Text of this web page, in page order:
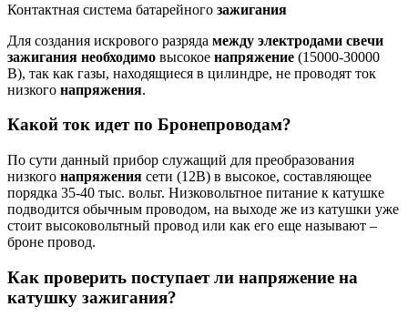
Контактная система батарейного зажигания
Для создания искрового разряда между электродами свечи
зажигания необходимо высокое напряжение (15000-30000
В), так как газы, находящиеся в цилиндре, не проводят ток
низкого напряжения.
Какой ток идет по Бронепроводам?
По сути данный прибор служащий для преобразования
низкого напряжения сети (12В) в высокое, составляющее
порядка 35-40 тыс. вольт. Низковольтное питание к катушке
подводится обычным проводом, на выходе же из катушки уже
стоит высоковольтный провод или как его еще называют –
броне провод.
Как проверить поступает ли напряжение на
катушку зажигания?